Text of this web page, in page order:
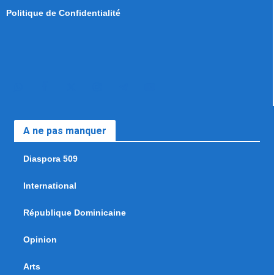
Politique de Confidentialité
A ne pas manquer
Diaspora 509
International
République Dominicaine
Opinion
Arts